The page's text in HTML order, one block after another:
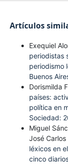
Artículos
Exequiel
periodistas
periodismo
Buenos
Dorismilda
países:
política en
Sociedad:
Miguel
José
léxicos en
cinco